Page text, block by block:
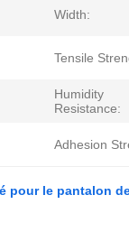
Width:
Tensile
Humidity
Resistance:
Adhesion
pour le pantalon